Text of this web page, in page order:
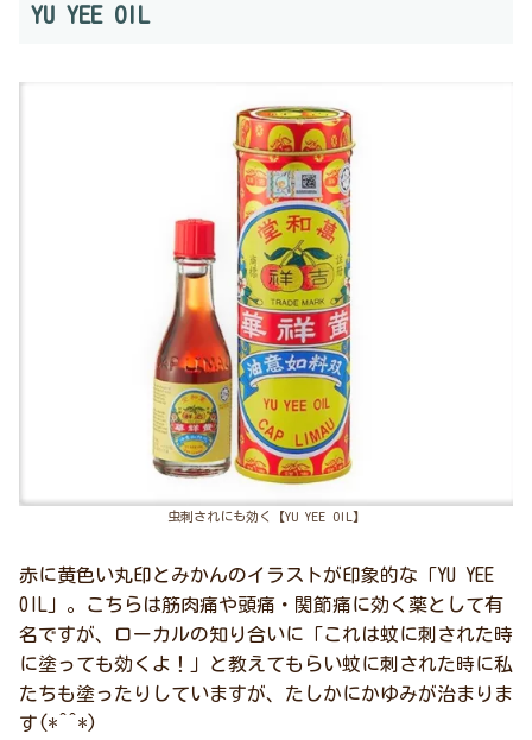
YU YEE OIL
虫刺されにも効く【YU YEE OIL】
赤に黄色い丸印とみかんのイラストが印象的な「YU YEE
OIL」。こちらは筋肉痛や頭痛・関節痛に効く薬として有
名ですが、ローカルの知り合いに「これは蚊に刺された時
に塗っても効くよ！」と教えてもらい蚊に刺された時に私
たちも塗ったりしていますが、たしかにかゆみが治まりま
す(*^^*)